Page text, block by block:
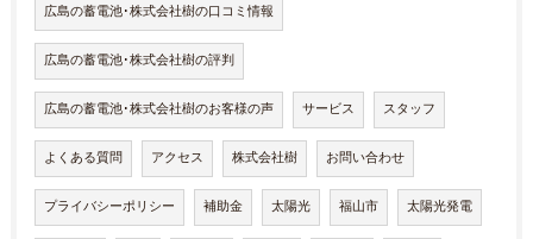
広島の蓄電池･株式会社樹の口コミ情報
広島の蓄電池･株式会社樹の評判
広島の蓄電池･株式会社樹のお客様の声 サービス スタッフ
よくある質問 アクセス 株式会社樹 お問い合わせ
プライバシーポリシー 補助金 太陽光 福山市 太陽光発電